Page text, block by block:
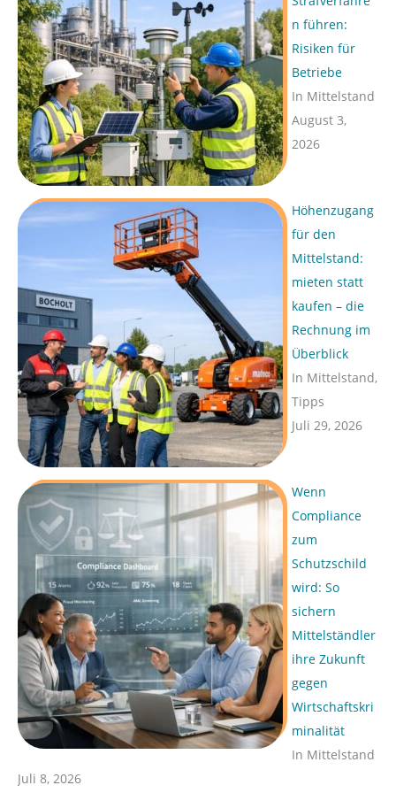
n führen:
Risiken für
Betriebe
In Mittelstand
August 3,
2026
Höhenzugang
für den
Mittelstand:
mieten statt
kaufen – die
Rechnung im
Überblick
In Mittelstand,
Tipps
Juli 29, 2026
Wenn
Compliance
zum
Schutzschild
wird: So
sichern
Mittelständler
ihre Zukunft
gegen
Wirtschaftskri
minalität
In Mittelstand
Juli 8, 2026